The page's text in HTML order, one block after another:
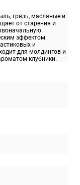
грязь, масляные и
от старения и
эффектом.
и
для молдингов и
клубники.